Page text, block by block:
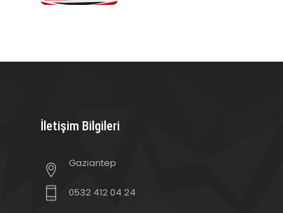
İletişim Bilgileri
Gaziantep
0532 412 04 24